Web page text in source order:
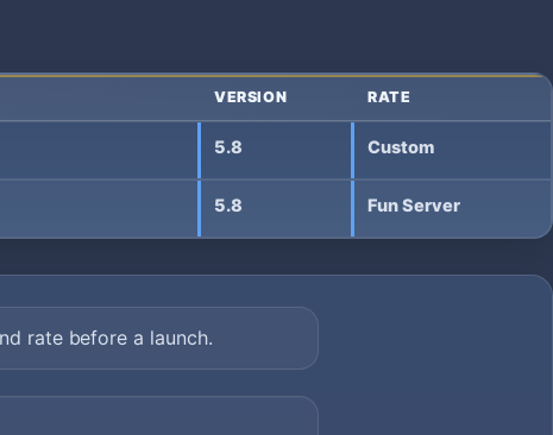
VERSION RATE
5.8 Custom
5.8 Fun Server
rate before a launch.